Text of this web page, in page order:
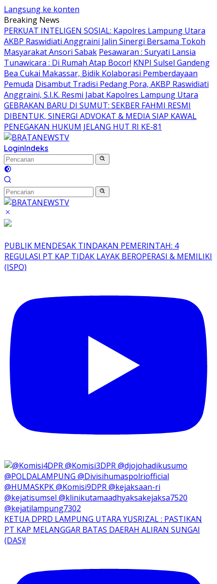
Langsung ke konten
Breaking News
PERKUAT INTELIGEN SOSIAL: Kapolres Lampung Utara
AKBP Raswidiati Anggraini Jalin Sinergi Bersama Tokoh
Masyarakat Ansori Sabak Pesawaran : Suryati Lansia
Tunawicara : Di Rumah Atap Bocor! KNPI Sulsel Gandeng
Bea Cukai Makassar, Bidik Kolaborasi Pemberdayaan
Pemuda Disambut Tradisi Pedang Pora, AKBP Raswidiati
Anggraini, S.I.K. Resmi Jabat Kapolres Lampung Utara
GEBRAKAN BARU DI SUMUT: SEKBER FAHMI RESMI
DIBENTUK, SINERGI ADVOKAT & MEDIA SIAP KAWAL
PENEGAKAN HUKUM JELANG HUT RI KE-81
LoginIndeks
PUBLIK MENDESAK TINDAKAN PEMERINTAH: 4
REGULASI PT KAP TIDAK LAYAK BEROPERASI & MEMILIKI
(ISPO)
KETUA DPRD LAMPUNG UTARA YUSRIZAL : PASTIKAN
PT KAP MELANGGAR BATAS DAERAH ALIRAN SUNGAI
(DAS)!